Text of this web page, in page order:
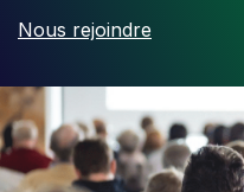
Nous rejoindre